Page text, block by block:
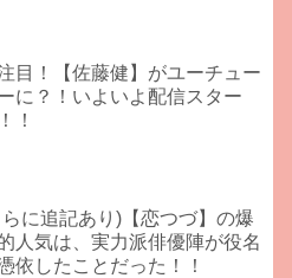
目！【佐藤健】がユーチュー
に？！いよいよ配信スター
！
らに追記あり)【恋つづ】の爆
人気は、実力派俳優陣が役名
依したことだった！！